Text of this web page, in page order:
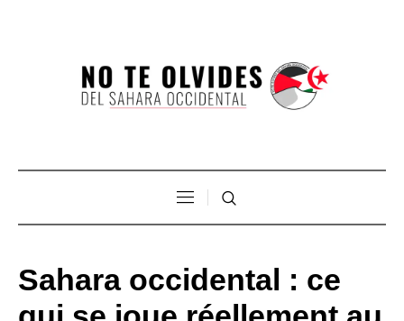
Sahara occidental : ce